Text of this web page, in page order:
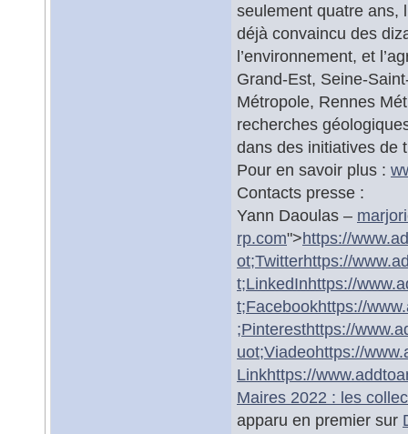
seulement quatre ans,
déjà convaincu des
l’environnement, et
Grand-Est, Seine-
Métropole, Rennes
recherches
dans des initiatives de
Pour en savoir plus :
Contacts presse :
Yann Daoulas –
rp.com">https://
ot;Twitterhttps://
t;LinkedInhttps://
t;Facebookhttps://
;Pinteresthttps://
uot;Viadeohttps://
Linkhttps://
Maires 2022 : les
apparu en premier sur